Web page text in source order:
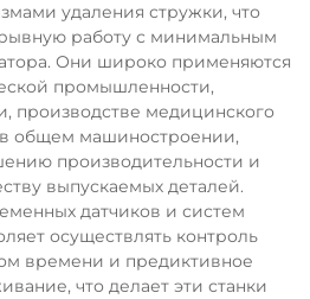
удаления стружки, что
работу с минимальным
Они широко применяются
промышленности,
производстве медицинского
общем машиностроении,
производительности и
выпускаемых деталей.
датчиков и систем
осуществлять контроль
времени и предиктивное
что делает эти станки